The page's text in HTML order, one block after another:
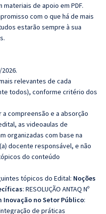
de apoio em PDF.
com o que há de mais
estarão sempre à sua
relevantes de cada
todos), conforme critério dos
compreensão e a absorção
as videoaulas de
organizadas com base na
docente responsável, e não
do conteúdo
tópicos do Edital: Noções
: RESOLUÇÃO ANTAQ Nº
Inovação no Setor Público:
de práticas